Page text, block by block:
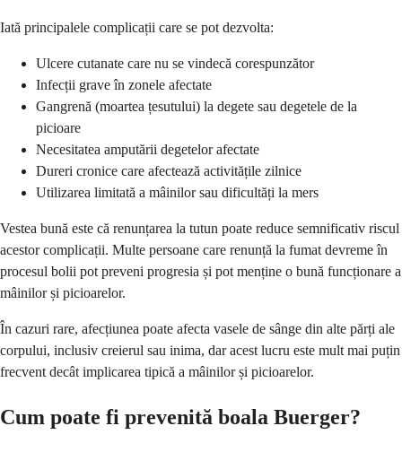
Iată principalele complicații care se pot dezvolta:
Ulcere cutanate care nu se vindecă corespunzător
Infecții grave în zonele afectate
Gangrenă (moartea țesutului) la degete sau degetele de la
picioare
Necesitatea amputării degetelor afectate
Dureri cronice care afectează activitățile zilnice
Utilizarea limitată a mâinilor sau dificultăți la mers
Vestea bună este că renunțarea la tutun poate reduce semnificativ riscul
acestor complicații. Multe persoane care renunță la fumat devreme în
procesul bolii pot preveni progresia și pot menține o bună funcționare a
mâinilor și picioarelor.
În cazuri rare, afecțiunea poate afecta vasele de sânge din alte părți ale
corpului, inclusiv creierul sau inima, dar acest lucru este mult mai puțin
frecvent decât implicarea tipică a mâinilor și picioarelor.
Cum poate fi prevenită boala Buerger?